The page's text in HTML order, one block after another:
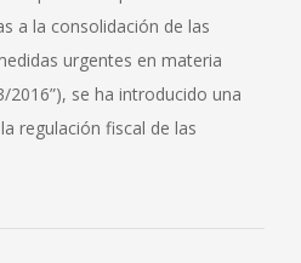
a la consolidación de las
urgentes en materia
2016”), se ha introducido una
regulación fiscal de las